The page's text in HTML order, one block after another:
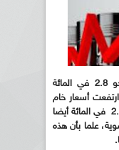
ارتفعت أسعار خام برنت، الخميس، بنحو 2.8 في المائة
فيما ارتفعت أسعار خام
غرب تكساس الوسيط "الأمريكي" بنحو 2.8 في المائة أيضا
التسوية، علما بأن هذه